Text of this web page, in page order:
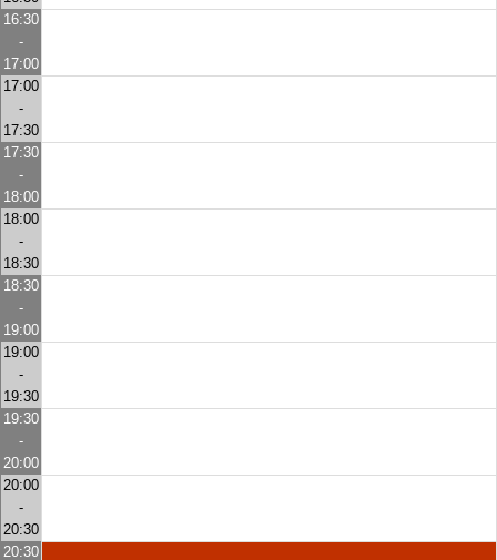
16:30
-
17:00
17:00
-
17:30
17:30
-
18:00
18:00
-
18:30
18:30
-
19:00
19:00
-
19:30
19:30
-
20:00
20:00
-
20:30
20:30